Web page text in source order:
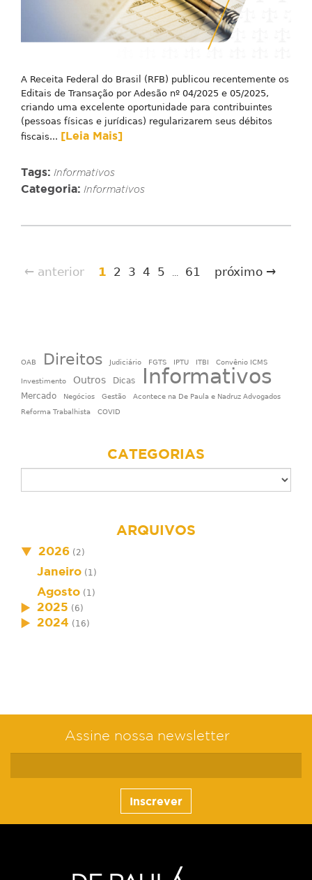
A Receita Federal do Brasil (RFB) publicou recentemente os
Editais de Transação por Adesão nº 04/2025 e 05/2025,
criando uma excelente oportunidade para contribuintes
(pessoas físicas e jurídicas) regularizarem seus débitos
fiscais... [Leia Mais]
Tags: Informativos
Categoria: Informativos
← anterior 1 2 3 4 5 ... 61 próximo →
OAB Direitos Judiciário FGTS IPTU ITBI Convênio ICMS
Investimento Outros Dicas Informativos
Mercado Negócios Gestão
Acontece na De Paula e Nadruz Advogados
Reforma Trabalhista
COVID
CATEGORIAS
ARQUIVOS
2026 (2)
Janeiro (1)
Agosto (1)
2025 (6)
2024 (16)
Assine nossa newsletter
Inscrever